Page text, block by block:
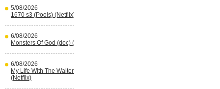
5/08/2026
1670 s3 (Pools) (Netflix)
6/08/2026
Monsters Of God (doc) (HBO Max)
6/08/2026
My Life With The Walter Boys s3
(Netflix)